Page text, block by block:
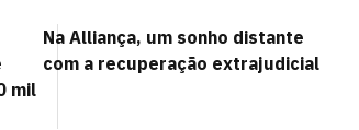
mil
Na Alliança, um sonho distante
com a recuperação extrajudicial